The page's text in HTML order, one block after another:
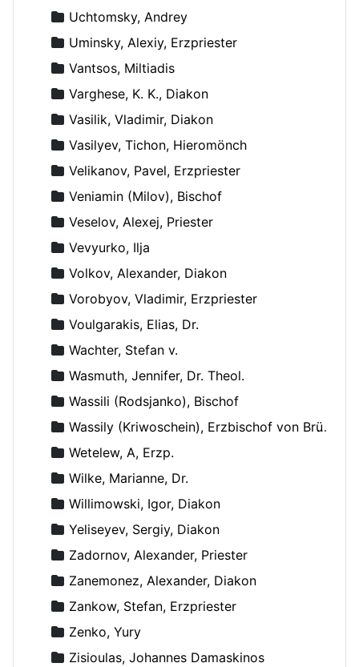
Uchtomsky, Andrey
Uminsky, Alexiy, Erzpriester
Vantsos, Miltiadis
Varghese, K. K., Diakon
Vasilik, Vladimir, Diakon
Vasilyev, Tichon, Hieromönch
Velikanov, Pavel, Erzpriester
Veniamin (Milov), Bischof
Veselov, Alexej, Priester
Vevyurko, Ilja
Volkov, Alexander, Diakon
Vorobyov, Vladimir, Erzpriester
Voulgarakis, Elias, Dr.
Wachter, Stefan v.
Wasmuth, Jennifer, Dr. Theol.
Wassili (Rodsjanko), Bischof
Wassily (Kriwoschein), Erzbischof von Brüssel
Wetelew, A, Erzp.
Wilke, Marianne, Dr.
Willimowski, Igor, Diakon
Yeliseyev, Sergiy, Diakon
Zadornov, Alexander, Priester
Zanemonez, Alexander, Diakon
Zankow, Stefan, Erzpriester
Zenko, Yury
Zisioulas, Johannes Damaskinos